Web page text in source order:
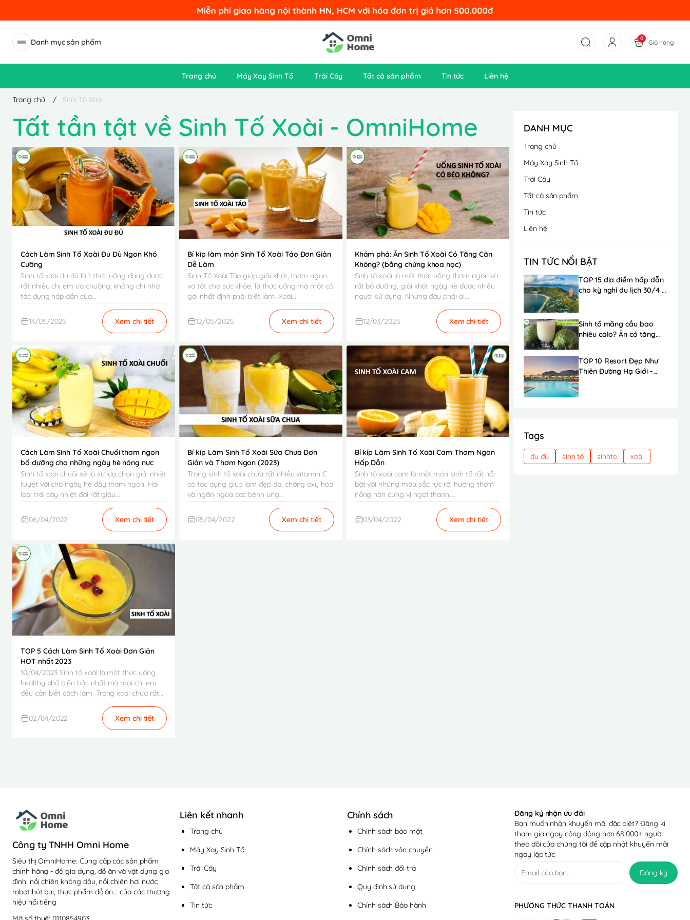
Danh mục sản phẩm 0
Giỏ hàng
Trang chủ Máy Xay Sinh Tố Trái Cây Tất cả sản phẩm Tin tức Liên hệ
Trang chủ / Sinh Tố Xoài
Tất tần tật về Sinh Tố Xoài - OmniHome
Cách Làm Sinh Tố Xoài Đu Đủ Ngon Khó
Cưỡng
Sinh tố xoài đu đủ là 1 thức uống đang được
rất nhiều chị em ưa chuộng, không chỉ nhờ
tác dụng hấp dẫn của...
14/05/2025 Xem chi tiết
Bí kíp làm món Sinh Tố Xoài Táo Đơn Giản
Dễ Làm
Sinh Tố Xoài Táo giúp giải khát, thơm ngon
và tốt cho sức khỏe, là thức uống mà một cô
gái nhất định phải biết làm. Xoài...
12/05/2025 Xem chi tiết
Khám phá: Ăn Sinh Tố Xoài Có Tăng Cân
Không? (bằng chứng khoa học)
Sinh tố xoài là một thức uống thơm ngon và
rất bổ dưỡng, giải khát ngày hè được nhiều
người sử dụng. Nhưng đâu phải ai...
12/03/2025 Xem chi tiết
Cách Làm Sinh Tố Xoài Chuối thơm ngon
bổ dưỡng cho những ngày hè nóng nực
Sinh tố xoài chuối sẽ là sự lựa chọn giải nhiệt
tuyệt vời cho ngày hè đầy thơm ngon. Hai
loại trái cây nhiệt đới rất giàu...
06/04/2022 Xem chi tiết
Bí kíp Làm Sinh Tố Xoài Sữa Chua Đơn
Giản và Thơm Ngon (2023)
Trong sinh tố xoài chứa rất nhiều vitamin C
có tác dụng giúp làm đẹp da, chống oxy hóa
và ngăn ngừa các bệnh ung...
05/04/2022 Xem chi tiết
Bí kíp Làm Sinh Tố Xoài Cam Thơm Ngon
Hấp Dẫn
Sinh tố xoài cam là một món sinh tố rất nổi
bật với những màu sắc rực rỡ, hương thơm
nồng nàn cùng vị ngọt thanh,...
03/04/2022 Xem chi tiết
TOP 5 Cách Làm Sinh Tố Xoài Đơn Giản
HOT nhất 2023
10/04/2023 Sinh tố xoài là một thức uống
healthy phổ biến bậc nhất mà mọi chị em
đều cần biết cách làm. Trong xoài chứa rất
02/04/2022
Xem chi tiết
DANH MỤC
Trang chủ
Máy Xay Sinh Tố
Trái Cây
Tất cả sản phẩm
Tin tức
Liên hệ
TIN TỨC NỔI BẬT
TOP 15 địa điểm hấp dẫn
cho kỳ nghỉ du lịch 30/4 -
Sinh tố mãng cầu bao
nhiêu calo? Ăn có tăng
TOP 10 Resort Đẹp Như
Thiên Đường Hạ Giới -
Tags
đu đủ sinh tố sinhto xoài
Công ty TNHH Omni Home
Siêu thị OmniHome: Cung cấp các sản phẩm
chính hãng - đồ gia dụng, đồ ăn và vật dụng gia
đình: nồi chiên không dầu, nồi chiên hơi nước,
robot hút bụi, thực phẩm đồ ăn... của các thương
hiệu nổi tiếng
Liên kết nhanh
Trang chủ
Máy Xay Sinh Tố
Trái Cây
Tất cả sản phẩm
Tin tức
Chính sách
Chính sách bảo mật
Chính sách vận chuyển
Chính sách đổi trả
Quy định sử dụng
Chính sách Bảo hành
Đăng ký nhận ưu đãi
Bạn muốn nhận khuyến mãi đặc biệt? Đăng kí
tham gia ngay cộng động hơn 68.000+ người
theo dõi của chúng tôi để cập nhật khuyến mãi
ngay lập tức
Đăng ký
PHƯƠNG THỨC THANH TOÁN